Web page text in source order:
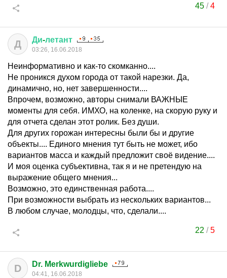
45 /4
Д Ди-летант
03:26, 16.06.2018
Неинформативно и как-то скомканно....
Не проникся духом города от такой нарезки. Да,
динамично, но, нет завершенности....
Впрочем, возможно, авторы снимали ВАЖНЫЕ
моменты для себя. ИМХО, на коленке, на скорую руку и
для отчета сделан этот ролик. Без души.
Для других горожан интересны были бы и другие
объекты.... Единого мнения тут быть не может, ибо
вариантов масса и каждый предложит своё видение....
И моя оценка субъективна, так я и не претендую на
выражение общего мнения...
Возможно, это единственная работа....
При возможности выбрать из нескольких вариантов...
В любом случае, молодцы, что, сделали....
22 /5
D Dr. Merkwurdigliebe
04:41, 16.06.2018